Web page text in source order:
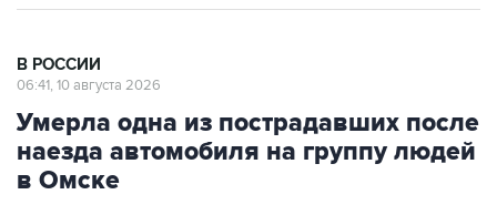
В РОССИИ
06:41, 10 августа 2026
Умерла одна из пострадавших после
наезда автомобиля на группу людей
в Омске